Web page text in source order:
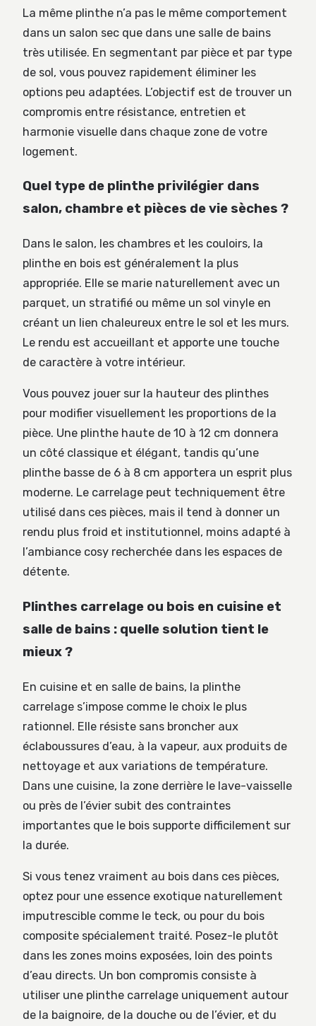
La même plinthe n’a pas le même comportement
dans un salon sec que dans une salle de bains
très utilisée. En segmentant par pièce et par type
de sol, vous pouvez rapidement éliminer les
options peu adaptées. L’objectif est de trouver un
compromis entre résistance, entretien et
harmonie visuelle dans chaque zone de votre
logement.
Quel type de plinthe privilégier dans
salon, chambre et pièces de vie sèches ?
Dans le salon, les chambres et les couloirs, la
plinthe en bois est généralement la plus
appropriée. Elle se marie naturellement avec un
parquet, un stratifié ou même un sol vinyle en
créant un lien chaleureux entre le sol et les murs.
Le rendu est accueillant et apporte une touche
de caractère à votre intérieur.
Vous pouvez jouer sur la hauteur des plinthes
pour modifier visuellement les proportions de la
pièce. Une plinthe haute de 10 à 12 cm donnera
un côté classique et élégant, tandis qu’une
plinthe basse de 6 à 8 cm apportera un esprit plus
moderne. Le carrelage peut techniquement être
utilisé dans ces pièces, mais il tend à donner un
rendu plus froid et institutionnel, moins adapté à
l’ambiance cosy recherchée dans les espaces de
détente.
Plinthes carrelage ou bois en cuisine et
salle de bains : quelle solution tient le
mieux ?
En cuisine et en salle de bains, la plinthe
carrelage s’impose comme le choix le plus
rationnel. Elle résiste sans broncher aux
éclaboussures d’eau, à la vapeur, aux produits de
nettoyage et aux variations de température.
Dans une cuisine, la zone derrière le lave-vaisselle
ou près de l’évier subit des contraintes
importantes que le bois supporte difficilement sur
la durée.
Si vous tenez vraiment au bois dans ces pièces,
optez pour une essence exotique naturellement
imputrescible comme le teck, ou pour du bois
composite spécialement traité. Posez-le plutôt
dans les zones moins exposées, loin des points
d’eau directs. Un bon compromis consiste à
utiliser une plinthe carrelage uniquement autour
de la baignoire, de la douche ou de l’évier, et du